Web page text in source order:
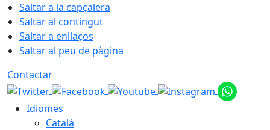
Saltar a la capçalera
Saltar al contingut
Saltar a enllaços
Saltar al peu de pàgina
Contactar
Idiomes
Català